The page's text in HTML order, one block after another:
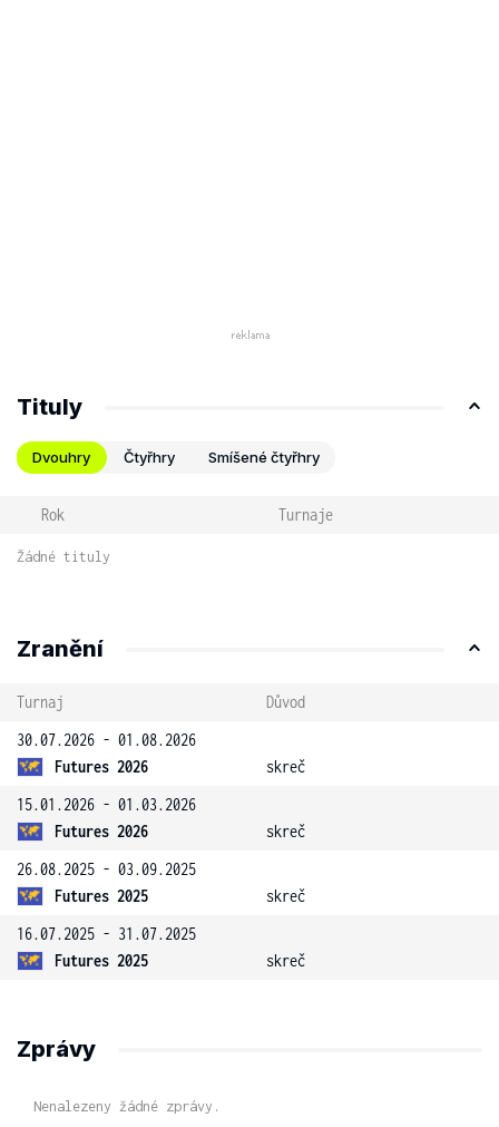
Tituly
Dvouhry Čtyřhry Smíšené čtyřhry
Rok Turnaje
Žádné tituly
Zranění
Turnaj
Důvod
30.07.2026 - 01.08.2026
Futures 2026
skreč
15.01.2026 - 01.03.2026
Futures 2026
skreč
26.08.2025 - 03.09.2025
Futures 2025
skreč
16.07.2025 - 31.07.2025
Futures 2025
skreč
Zprávy
Nenalezeny žádné zprávy.